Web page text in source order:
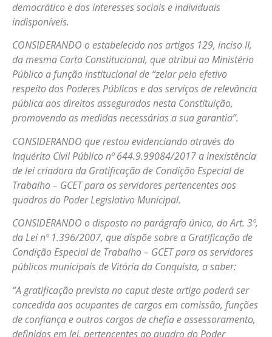
democrático e dos interesses sociais e individuais
indisponíveis.
CONSIDERANDO o estabelecido nos artigos 129, inciso II,
da mesma Carta Constitucional, que atribui ao Ministério
Público a função institucional de “zelar pelo efetivo
respeito dos Poderes Públicos e dos serviços de relevância
pública aos direitos assegurados nesta Constituição,
promovendo as medidas necessárias a sua garantia”.
CONSIDERANDO que restou evidenciando através do
Inquérito Civil Público nº 644.9.99084/2017 a inexistência
de lei criadora da Gratificação de Condição Especial de
Trabalho – GCET para os servidores pertencentes aos
quadros do Poder Legislativo Municipal.
CONSIDERANDO o disposto no parágrafo único, do Art. 3º,
da Lei nº 1.396/2007, que dispõe sobre a Gratificação de
Condição Especial de Trabalho – GCET para os servidores
públicos municipais de Vitória da Conquista, a saber:
“A gratificação prevista no caput deste artigo poderá ser
concedida aos ocupantes de cargos em comissão, funções
de confiança e outros cargos de chefia e assessoramento,
definidos em lei, pertencentes ao quadro do Poder